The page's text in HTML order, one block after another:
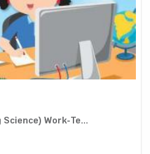
Science) Work-Te...